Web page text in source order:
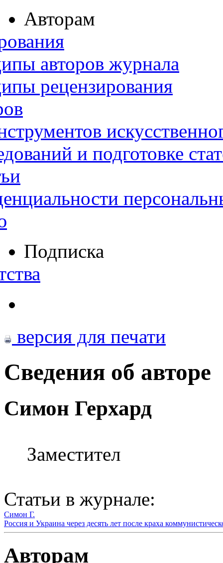
Авторам
авторов журнала
рецензирования
и подготовке
Подписка
версия для печати
Сведения об авторе
Симон Герхард
Заместител
Статьи в журнале:
Симон Г.
Россия и Украина через десять лет после краха
Авторам